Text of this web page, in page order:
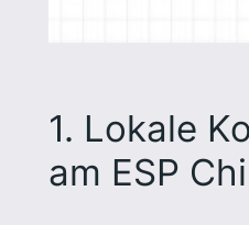
1. Lokale
am ESP